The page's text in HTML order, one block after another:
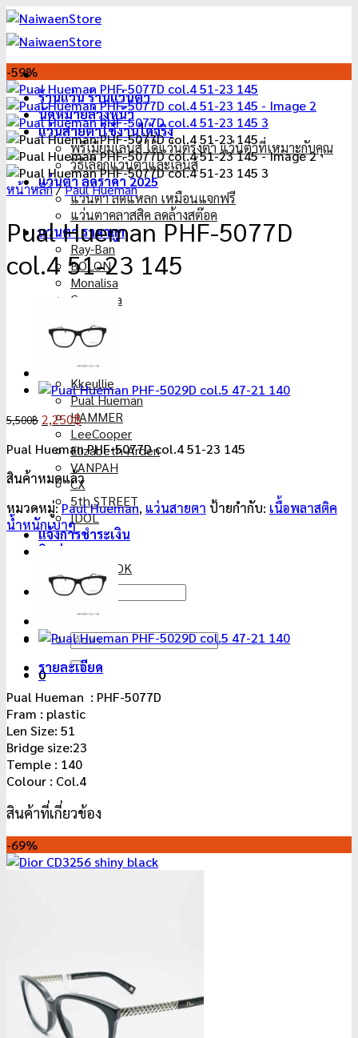
ข้าม
ไป
ยัง
เนื้อหา
ร้านแว่น ร้านแว่นตา
นัดหมายล่วงหน้า
แว่นสายตาใช้งานได้จริง
พรีเมี่ยมเลนส์ ได้แว่นตรงตา แว่นตาที่เหมาะกับคุณ
วิธีเลือกแว่นตาและเลนส์
แว่นตา ลดราคา 2025
แว่นตา ลดแหลก เหมือนแจกฟรี
แว่นตาคลาสสิค ลดล้างสต๊อค
แว่นตา ราคาถูก
Ray-Ban
BOLON
Monalisa
Casanova
Oakley
Gucci
Versace
Kkeullie
Pual Hueman
HAMMER
LeeCooper
Elizabeth-Arden
VANPAH
CX
5th STREET
IDOL
แจ้งการชำระเงิน
ติดต่อเรา
FACEBOOK
ค้นหา:
ค้นหา:
0
-59%
หน้าหลัก/Paul Hueman
Pual Hueman PHF-5077D
col.4 51-23 145
5,500฿ Original
price
was:
5,500฿.
2,250฿Current
price
is:
2,250฿.
Pual Hueman PHF-5077D col.4 51-23 145
สินค้าหมดแล้ว
หมวดหมู่:Paul Hueman, แว่นสายตา ป้ายกำกับ: เนื้อพลาสติค
น้ำหนักเบาๆ
รายละเอียด
Pual Hueman : PHF-5077D
Fram : plastic
Len Size: 51
Bridge size:23
Temple : 140
Colour : Col.4
สินค้าที่เกี่ยวข้อง
-69%